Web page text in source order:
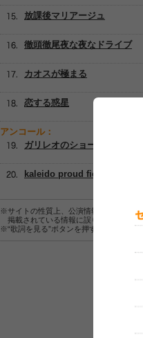
放課後マリアージュ
徹頭徹尾夜な夜なドライブ
カオスが極まる
恋する惑星
アンコール：
ガリレオのショーケース
kaleido proud fiesta
※サイトの性質上、公演情報およびセッ
掲載されている情報に誤りがある場合
※“歌詞を見る”ボタンを押すと、株式会